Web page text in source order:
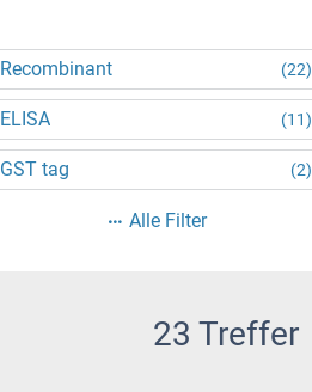
Recombinant (22)
ELISA (11)
GST tag (2)
Alle Filter
23 Treffer